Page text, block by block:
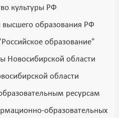
культуры РФ
высшего образования РФ
образование"
Новосибирской области
области
ресурсам
образовательных